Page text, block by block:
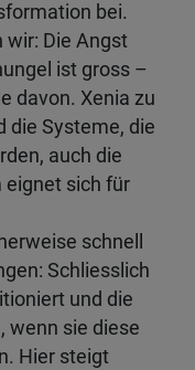
bei.
wir: Die Angst
ist gross –
davon. Xenia zu
die Systeme, die
auch die
eignet sich für
schnell
Schliesslich
und die
wenn sie diese
Hier steigt